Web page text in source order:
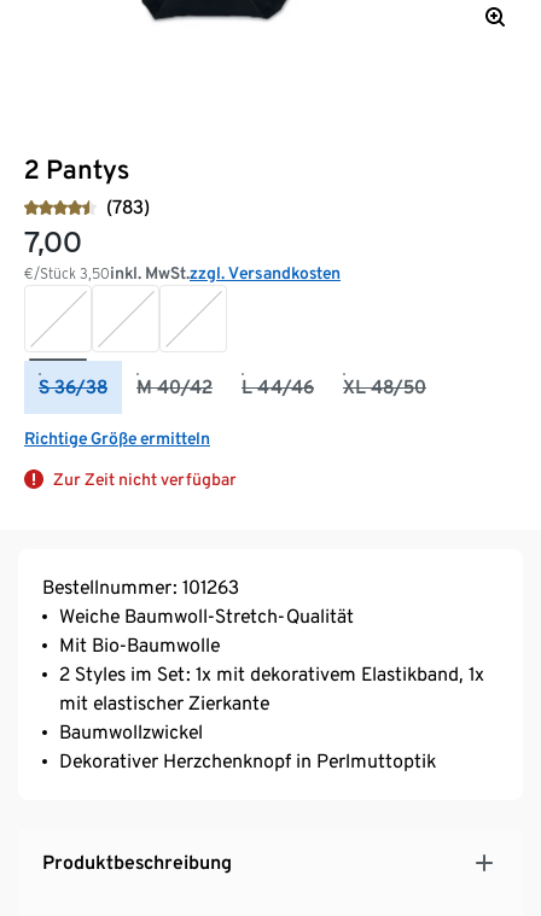
2 Pantys
(783)
7,00
€/Stück 3,50inkl. MwSt.zzgl. Versandkosten
S 36/38 M 40/42 L 44/46 XL 48/50
Richtige Größe ermitteln
Zur Zeit nicht verfügbar
Bestellnummer: 101263
Weiche Baumwoll-Stretch-Qualität
Mit Bio-Baumwolle
2 Styles im Set: 1x mit dekorativem Elastikband, 1x
mit elastischer Zierkante
Baumwollzwickel
Dekorativer Herzchenknopf in Perlmuttoptik
Produktbeschreibung